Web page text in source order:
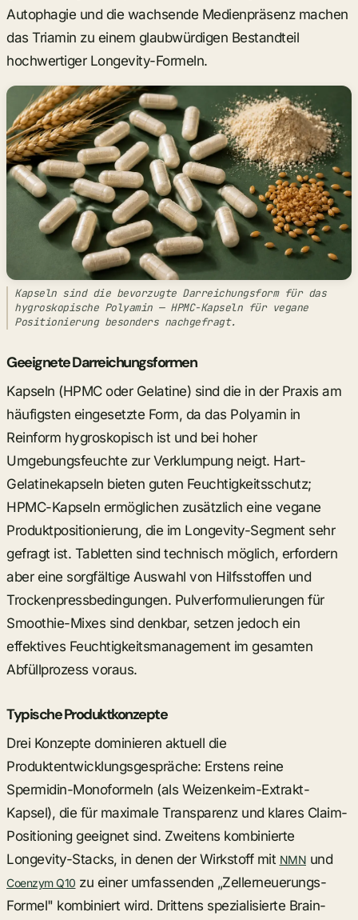
Autophagie und die wachsende Medienpräsenz machen
das Triamin zu einem glaubwürdigen Bestandteil
hochwertiger Longevity-Formeln.
Kapseln sind die bevorzugte Darreichungsform für das
hygroskopische Polyamin — HPMC-Kapseln für vegane
Positionierung besonders nachgefragt.
Geeignete Darreichungsformen
Kapseln (HPMC oder Gelatine) sind die in der Praxis am
häufigsten eingesetzte Form, da das Polyamin in
Reinform hygroskopisch ist und bei hoher
Umgebungsfeuchte zur Verklumpung neigt. Hart-
Gelatinekapseln bieten guten Feuchtigkeitsschutz;
HPMC-Kapseln ermöglichen zusätzlich eine vegane
Produktpositionierung, die im Longevity-Segment sehr
gefragt ist. Tabletten sind technisch möglich, erfordern
aber eine sorgfältige Auswahl von Hilfsstoffen und
Trockenpressbedingungen. Pulverformulierungen für
Smoothie-Mixes sind denkbar, setzen jedoch ein
effektives Feuchtigkeitsmanagement im gesamten
Abfüllprozess voraus.
Typische Produktkonzepte
Drei Konzepte dominieren aktuell die
Produktentwicklungsgespräche: Erstens reine
Spermidin-Monoformeln (als Weizenkeim-Extrakt-
Kapsel), die für maximale Transparenz und klares Claim-
Positioning geeignet sind. Zweitens kombinierte
Longevity-Stacks, in denen der Wirkstoff mit NMN und
Coenzym Q10 zu einer umfassenden „Zellerneuerungs-
Formel" kombiniert wird. Drittens spezialisierte Brain-